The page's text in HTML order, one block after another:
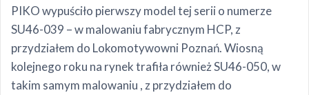
PIKO wypuściło pierwszy model tej serii o numerze
SU46-039 – w malowaniu fabrycznym HCP, z
przydziałem do Lokomotywowni Poznań. Wiosną
kolejnego roku na rynek trafiła również SU46-050, w
takim samym malowaniu , z przydziałem do